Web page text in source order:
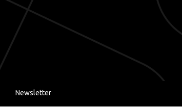
Newsletter